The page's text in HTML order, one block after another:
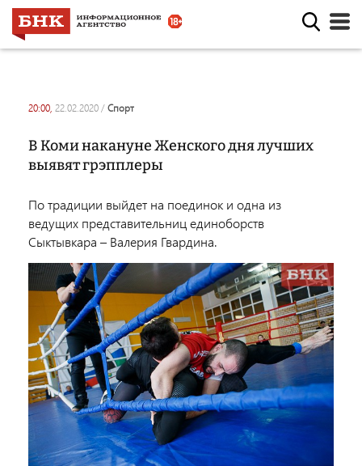
20:00, 22.02.2020 / спорт
В Коми накануне Женского дня лучших
выявят грэпплеры
По традиции выйдет на поединок и одна из
ведущих представительниц единоборств
Сыктывкара – Валерия Гвардина.